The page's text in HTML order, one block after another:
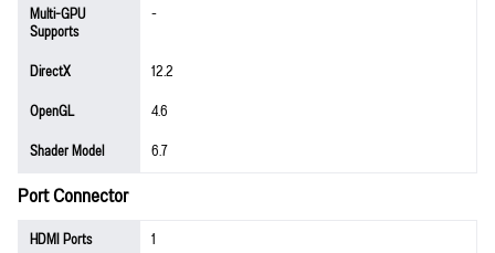
Multi-GPU
Supports
-
DirectX
12.2
OpenGL
4.6
Shader Model
6.7
Port Connector
HDMI Ports
1